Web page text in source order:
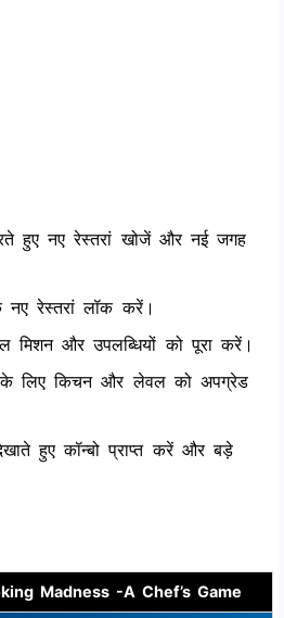
हुए नए रेस्तरां खोजें और नई जगह
नए रेस्तरां लॉक करें।
मिशन और उपलब्धियों को पूरा करें।
के लिए किचन और लेवल को अपग्रेड
हुए कॉन्बो प्राप्त करें और बड़े
Madness -A Chef’s Game